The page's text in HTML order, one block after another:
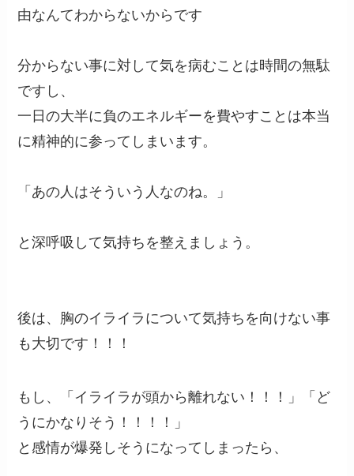
由なんてわからないからです
分からない事に対して気を病むことは時間の無駄
ですし、
一日の大半に負のエネルギーを費やすことは本当
に精神的に参ってしまいます。
「あの人はそういう人なのね。」
と深呼吸して気持ちを整えましょう。
後は、胸のイライラについて気持ちを向けない事
も大切です！！！
もし、「イライラが頭から離れない！！！」「ど
うにかなりそう！！！！」
と感情が爆発しそうになってしまったら、